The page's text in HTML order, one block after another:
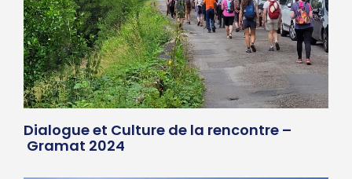
Dialogue et Culture de la rencontre –
Gramat 2024